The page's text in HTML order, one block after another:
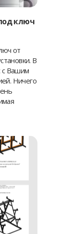
ключ
от
В
с Вашим
Ничего